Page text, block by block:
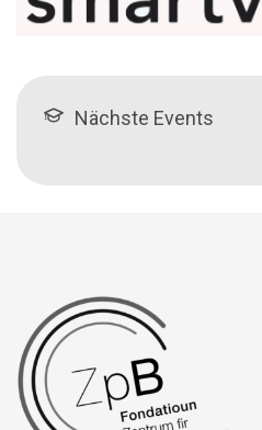
Nächste Events